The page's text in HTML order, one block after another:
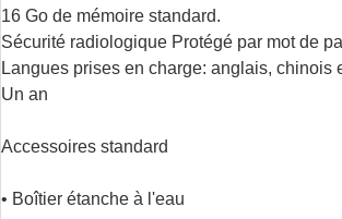
16 Go de mémoire standard.
Sécurité radiologique Protégé par mot de
Langues prises en charge: anglais, chinois
Un an
Accessoires standard
• Boîtier étanche à l'eau